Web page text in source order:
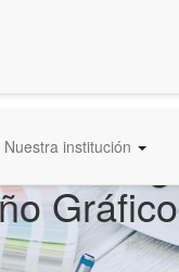
Nuestra institución
Gráfico